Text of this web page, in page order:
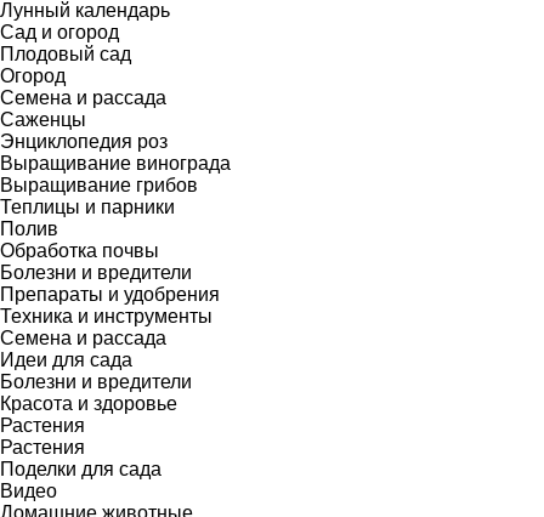
Лунный календарь
Сад и огород
Плодовый сад
Огород
Семена и рассада
Саженцы
Энциклопедия роз
Выращивание винограда
Выращивание грибов
Теплицы и парники
Полив
Обработка почвы
Болезни и вредители
Препараты и удобрения
Техника и инструменты
Семена и рассада
Идеи для сада
Болезни и вредители
Красота и здоровье
Растения
Растения
Поделки для сада
Видео
Домашние животные